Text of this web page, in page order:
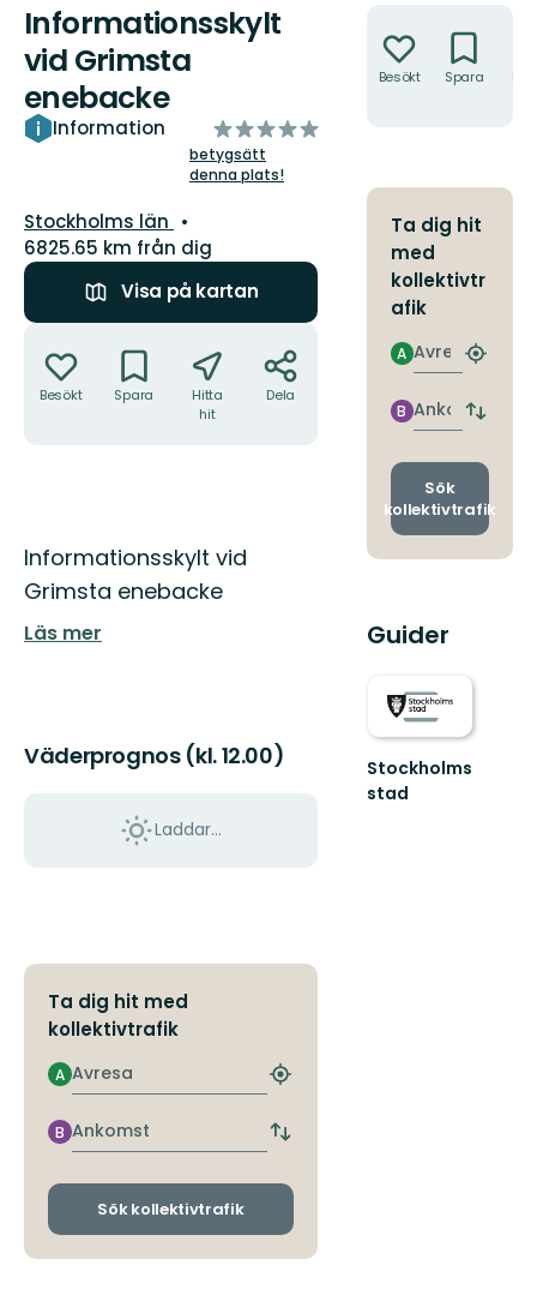
Informationsskylt
vid Grimsta
enebacke
Information
av
5
stjärnor
betygsätt
denna plats!
Län:
Stockholms län
6825.65 km från dig
Visa på kartan
Besökt Spara
Hitta
hit
Dela
Beskrivning
Informationsskylt vid
Grimsta enebacke
Läs mer
Väderprognos (kl. 12.00)
Laddar...
Ta dig hit med
kollektivtrafik
Avresa
A
Hitta
hållplats
Ankomst
B
Byt
och
Sök kollektivtrafik
Besökt Spara
Ta dig hit
med
kollektivtr
afik
Avresa
A
Hitta
Ankomst
B
Byt
och
Sök
kollektivtrafik
Guider
Stockholms
stad